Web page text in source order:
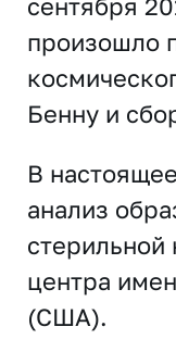
сентября
произошло
Бенну и
В
анализ
стерильной
центра
(США).